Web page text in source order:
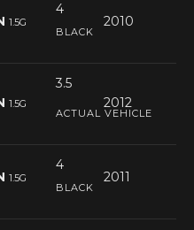
4
1.5G 2010
BLACK
3.5
1.5G 2012
ACTUAL VEHICLE
4
1.5G 2011
BLACK